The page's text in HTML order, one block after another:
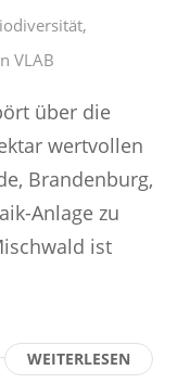
,
VLAB
über die
wertvollen
Brandenburg,
Anlage zu
ist
WEITERLESEN